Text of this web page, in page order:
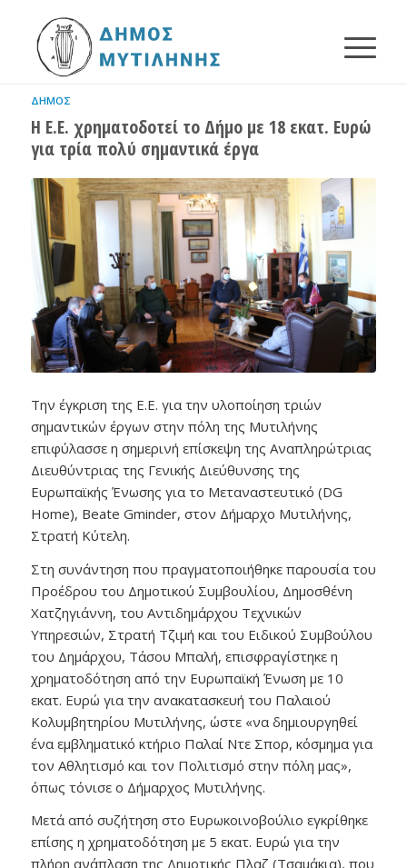
ΔΉΜΟΣ
Η Ε.Ε. χρηματοδοτεί το Δήμο με 18 εκατ. Ευρώ
για τρία πολύ σημαντικά έργα
Την έγκριση της Ε.Ε. για την υλοποίηση τριών
σημαντικών έργων στην πόλη της Μυτιλήνης
επιφύλασσε η σημερινή επίσκεψη της Αναπληρώτριας
Διευθύντριας της Γενικής Διεύθυνσης της
Ευρωπαϊκής Ένωσης για το Μεταναστευτικό (DG
Home), Beate Gminder, στον Δήμαρχο Μυτιλήνης,
Στρατή Κύτελη.
Στη συνάντηση που πραγματοποιήθηκε παρουσία του
Προέδρου του Δημοτικού Συμβουλίου, Δημοσθένη
Χατζηγιάννη, του Αντιδημάρχου Τεχνικών
Υπηρεσιών, Στρατή Τζιμή και του Ειδικού Συμβούλου
του Δημάρχου, Τάσου Μπαλή, επισφραγίστηκε η
χρηματοδότηση από την Ευρωπαϊκή Ένωση με 10
εκατ. Ευρώ για την ανακατασκευή του Παλαιού
Κολυμβητηρίου Μυτιλήνης, ώστε «να δημιουργηθεί
ένα εμβληματικό κτήριο Παλαί Ντε Σπορ, κόσμημα για
τον Αθλητισμό και τον Πολιτισμό στην πόλη μας»,
όπως τόνισε ο Δήμαρχος Μυτιλήνης.
Μετά από συζήτηση στο Ευρωκοινοβούλιο εγκρίθηκε
επίσης η χρηματοδότηση με 5 εκατ. Ευρώ για την
πλήρη ανάπλαση της Δημοτικής Πλαζ (Τσαμάκια), που